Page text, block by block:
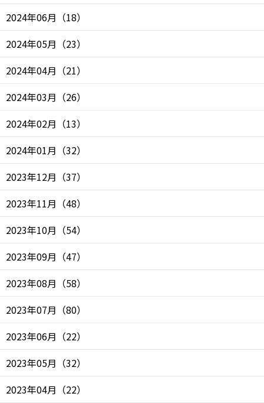
2024年06月 （18）
2024年05月 （23）
2024年04月 （21）
2024年03月 （26）
2024年02月 （13）
2024年01月 （32）
2023年12月 （37）
2023年11月 （48）
2023年10月 （54）
2023年09月 （47）
2023年08月 （58）
2023年07月 （80）
2023年06月 （22）
2023年05月 （32）
2023年04月 （22）